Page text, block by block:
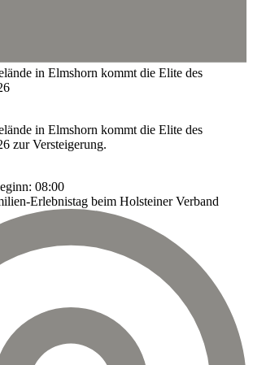
in Elmshorn kommt die Elite des
in Elmshorn kommt die Elite des
zur Versteigerung.
08:00
Erlebnistag beim Holsteiner Verband